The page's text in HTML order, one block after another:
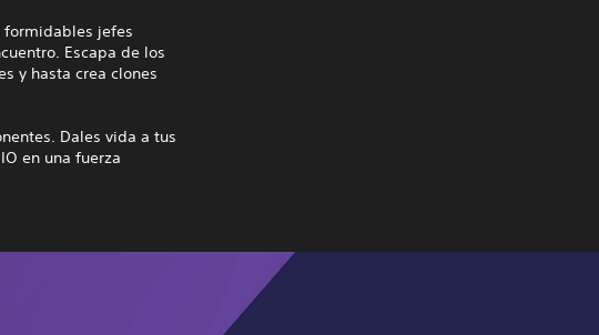
formidables jefes
Escapa de los
y hasta crea clones
Dales vida a tus
en una fuerza